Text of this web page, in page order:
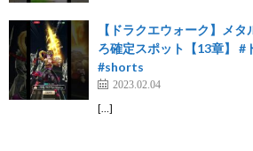
【ドラクエウォーク】メ
ろ確定スポット【13章】 #
#shorts
2023.02.04
[…]